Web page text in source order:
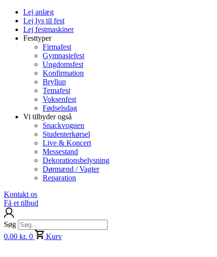
Lej anlæg
Lej lys til fest
Lej festmaskiner
Festtyper
Firmafest
Gymnasiefest
Ungdomsfest
Konfirmation
Bryllup
Temafest
Voksenfest
Fødselsdag
Vi tilbyder også
Snackvognen
Studenterkørsel
Live & Koncert
Messestand
Dekorationsbelysning
Dørmænd / Vagter
Reparation
Kontakt os
Få et tilbud
Søg
0.00 kr. 0 Kurv